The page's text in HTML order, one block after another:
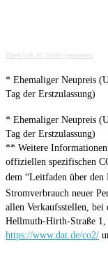
Direktlink für Suche generieren
* Ehemaliger Neupreis
Tag der Erstzulassung)
* Ehemaliger Neupreis
Tag der Erstzulassung)
** Weitere
offiziellen spezifischen
dem “Leitfaden über
Stromverbrauch neuer
allen Verkaufsstellen,
Hellmuth-Hirth-Straße 1,
https://www.dat.de/co2/